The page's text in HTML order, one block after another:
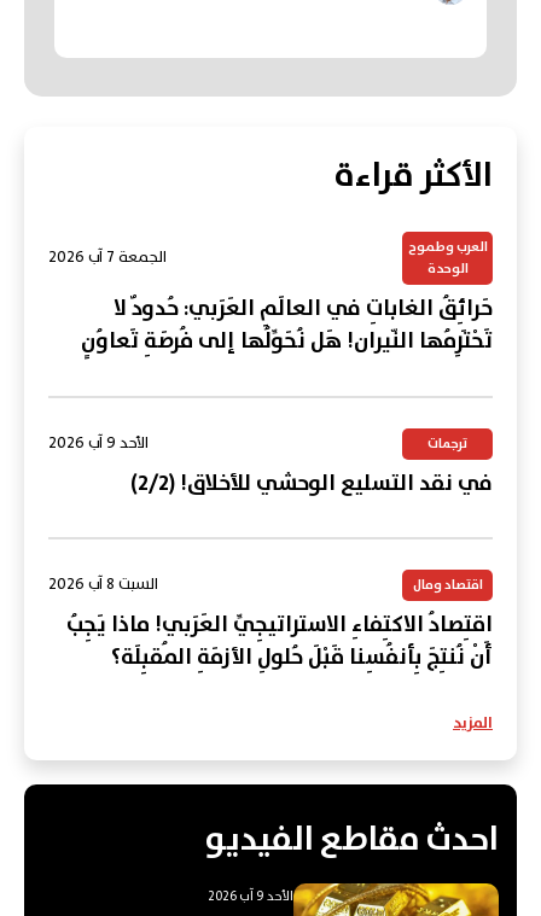
الأكثر قراءة
العرب وطموح
الوحدة
الجمعة 7 آب 2026
حَرائِقُ الغاباتِ في العالَمِ العَرَبي: حُدودٌ لا
تَحْتَرِمُها النّيران! هَل نُحَوِّلُها إلى فُرصَةِ تَعاوُنٍ
ترجمات الأحد 9 آب 2026
في نقد التسليع الوحشي للأخلاق! (2/2)
اقتصاد ومال السبت 8 آب 2026
اقتِصادُ الاكتِفاءِ الاستراتيجِيِّ العَرَبي! ماذا يَجِبُ
أَنْ نُنتِجَ بِأنفُسِنا قَبْلَ حُلولِ الأزمَةِ المُقبِلَة؟
المزيد
احدث مقاطع الفيديو
الأحد 9 آب 2026